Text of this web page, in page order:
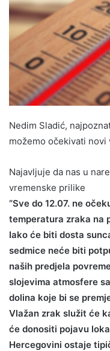
Nedim Sladić,
možemo očekivati
Najavljuje da nas u
vremenske prilike
“Sve do 12.07. ne
temperatura zraka na
Iako će biti dosta
sedmice neće biti
naših predjela
slojevima atmosfere
dolina koje bi se
Vlažan zrak služit će
će donositi pojavu
Hercegovini ostaje